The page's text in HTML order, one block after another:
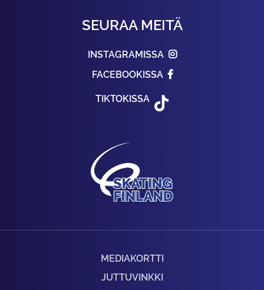
SEURAA MEITÄ
INSTAGRAMISSA
FACEBOOKISSA
TIKTOKISSA
MEDIAKORTTI
JUTTUVINKKI